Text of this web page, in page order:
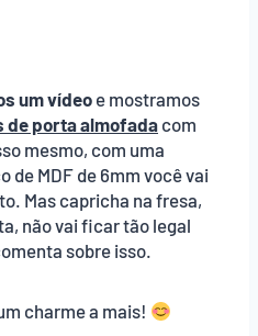
um vídeo e mostramos
de porta almofada com
mesmo, com uma
de MDF de 6mm você vai
Mas capricha na fresa,
não vai ficar tão legal
sobre isso.
charme a mais!